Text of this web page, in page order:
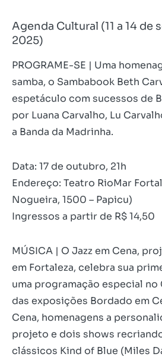
Agenda Cultural (11 a 14 de
2025)
PROGRAME-SE | Uma
samba, o Sambabook Beth
espetáculo com sucessos de
por Luana Carvalho, Lu
a Banda da Madrinha.
Data: 17 de outubro, 21h
Endereço: Teatro RioMar
Nogueira, 1500 – Papicu)
Ingressos a partir de R$ 14,50
MÚSICA | O Jazz em Cena,
em Fortaleza, celebra sua
uma programação especial no
das exposições Bordado em
Cena, homenagens a
projeto e dois shows
clássicos Kind of Blue (Miles